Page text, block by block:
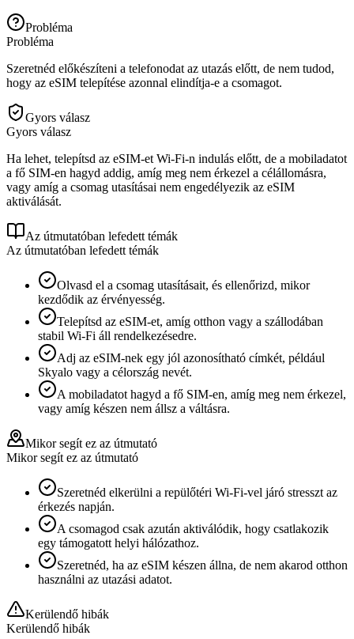
Probléma
Probléma
Szeretnéd előkészíteni a telefonodat az utazás előtt, de nem tudod,
hogy az eSIM telepítése azonnal elindítja-e a csomagot.
Gyors válasz
Gyors válasz
Ha lehet, telepítsd az eSIM-et Wi‑Fi-n indulás előtt, de a mobiladatot
a fő SIM-en hagyd addig, amíg meg nem érkezel a célállomásra,
vagy amíg a csomag utasításai nem engedélyezik az eSIM
aktiválását.
Az útmutatóban lefedett témák
Az útmutatóban lefedett témák
Olvasd el a csomag utasításait, és ellenőrizd, mikor
kezdődik az érvényesség.
Telepítsd az eSIM-et, amíg otthon vagy a szállodában
stabil Wi‑Fi áll rendelkezésedre.
Adj az eSIM-nek egy jól azonosítható címkét, például
Skyalo vagy a célország nevét.
A mobiladatot hagyd a fő SIM-en, amíg meg nem érkezel,
vagy amíg készen nem állsz a váltásra.
Mikor segít ez az útmutató
Mikor segít ez az útmutató
Szeretnéd elkerülni a repülőtéri Wi‑Fi-vel járó stresszt az
érkezés napján.
A csomagod csak azután aktiválódik, hogy csatlakozik
egy támogatott helyi hálózathoz.
Szeretnéd, ha az eSIM készen állna, de nem akarod otthon
használni az utazási adatot.
Kerülendő hibák
Kerülendő hibák